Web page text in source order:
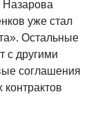
уже стал
Остальные
с другими
соглашения